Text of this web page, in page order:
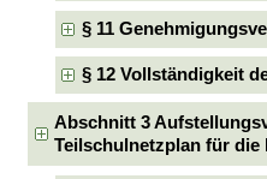
§ 11
§ 12 Vollständigkeit
Abschnitt 3
Teilschulnetzplan für